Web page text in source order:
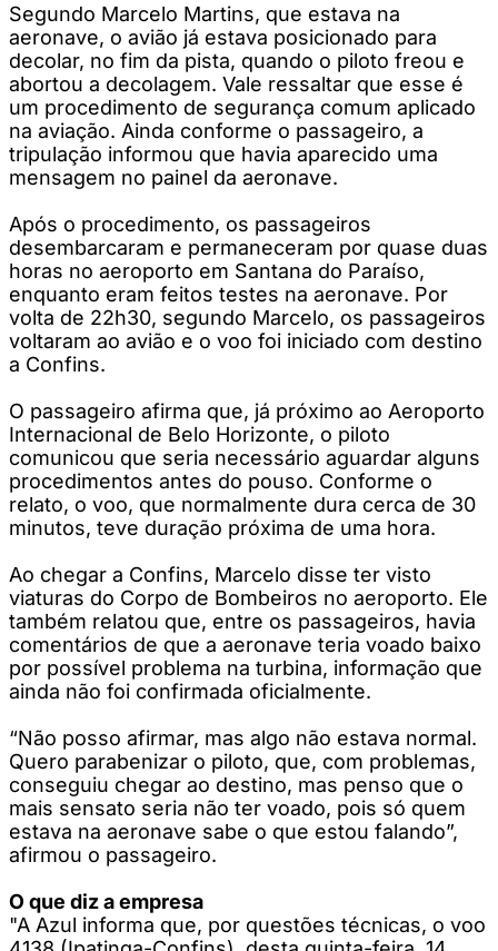
Segundo Marcelo Martins, que estava na
aeronave, o avião já estava posicionado para
decolar, no fim da pista, quando o piloto freou e
abortou a decolagem. Vale ressaltar que esse é
um procedimento de segurança comum aplicado
na aviação. Ainda conforme o passageiro, a
tripulação informou que havia aparecido uma
mensagem no painel da aeronave.
Após o procedimento, os passageiros
desembarcaram e permaneceram por quase duas
horas no aeroporto em Santana do Paraíso,
enquanto eram feitos testes na aeronave. Por
volta de 22h30, segundo Marcelo, os passageiros
voltaram ao avião e o voo foi iniciado com destino
a Confins.
O passageiro afirma que, já próximo ao Aeroporto
Internacional de Belo Horizonte, o piloto
comunicou que seria necessário aguardar alguns
procedimentos antes do pouso. Conforme o
relato, o voo, que normalmente dura cerca de 30
minutos, teve duração próxima de uma hora.
Ao chegar a Confins, Marcelo disse ter visto
viaturas do Corpo de Bombeiros no aeroporto. Ele
também relatou que, entre os passageiros, havia
comentários de que a aeronave teria voado baixo
por possível problema na turbina, informação que
ainda não foi confirmada oficialmente.
“Não posso afirmar, mas algo não estava normal.
Quero parabenizar o piloto, que, com problemas,
conseguiu chegar ao destino, mas penso que o
mais sensato seria não ter voado, pois só quem
estava na aeronave sabe o que estou falando”,
afirmou o passageiro.
O que diz a empresa
"A Azul informa que, por questões técnicas, o voo